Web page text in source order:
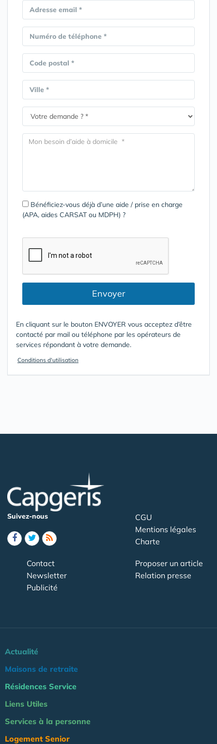
Adresse email *
Numéro de téléphone *
Code postal *
Ville *
Bénéficiez-vous déjà d’une aide / prise en charge
(APA, aides CARSAT ou MDPH) ?
Envoyer
En cliquant sur le bouton ENVOYER vous acceptez d’être
contacté par mail ou téléphone par les opérateurs de
services répondant à votre demande.
Conditions d'utilisation
Suivez-nous
CGU
Mentions légales
Charte
Contact
Newsletter
Publicité
Proposer un article
Relation presse
Actualité
Maisons de retraite
Résidences Service
Liens Utiles
Services à la personne
Logement Senior